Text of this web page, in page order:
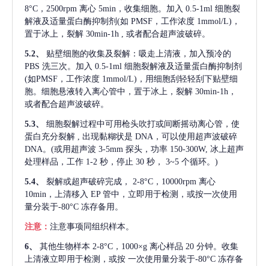
8°C，2500rpm 离心 5min，收集细胞。加入 0.5-1ml 细胞裂
解液及适量蛋白酶抑制剂(如 PMSF，工作浓度 1mmol/L)，
置于冰上，裂解 30min-1h , 或者配合超声波破碎。
5.2、
贴壁细胞的收集及裂解：吸走上清液，加入预冷的
PBS 洗三次。加入 0.5-1ml 细胞裂解液及适量蛋白酶抑制剂
(如PMSF，工作浓度 1mmol/L)，用细胞刮轻轻刮下贴壁细
胞。细胞悬液转入离心管中，置于冰上，裂解 30min-1h，
或者配合超声波破碎。
5.3、
细胞裂解过程中可用枪头吹打或间断摇动离心管，使
蛋白充分裂解
, 出现黏糊状是 DNA，可以使用超声波破碎
DNA。(或用超声波 3-5mm 探头，功率 150-300W, 冰上超声
处理样品，工作 1-2 秒，停止 30 秒， 3~5 个循环。)
5.4、 裂解或超声破碎完成，
2-8°C，10000rpm 离心
10min，上清移入 EP 管中，立即用于检测，或按一次使用
量分装于-80°C 冻存备用。
注意： 注意事项同组织样本。
6、 其他生物样本 2-8°C，1000×g 离心样品 20 分钟。收集
上清液立即用于检测，或按 一次使用量分装于-80°C 冻存备